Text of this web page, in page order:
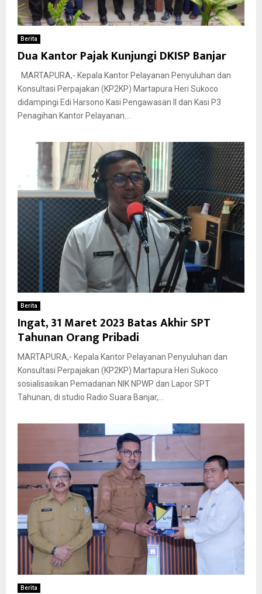
Berita
Dua Kantor Pajak Kunjungi DKISP Banjar
MARTAPURA,- Kepala Kantor Pelayanan Penyuluhan dan
Konsultasi Perpajakan (KP2KP) Martapura Heri Sukoco
didampingi Edi Harsono Kasi Pengawasan II dan Kasi P3
Penagihan Kantor Pelayanan...
Berita
Ingat, 31 Maret 2023 Batas Akhir SPT
Tahunan Orang Pribadi
MARTAPURA,- Kepala Kantor Pelayanan Penyuluhan dan
Konsultasi Perpajakan (KP2KP) Martapura Heri Sukoco
sosialisasikan Pemadanan NIK NPWP dan Lapor SPT
Tahunan, di studio Radio Suara Banjar,...
Berita